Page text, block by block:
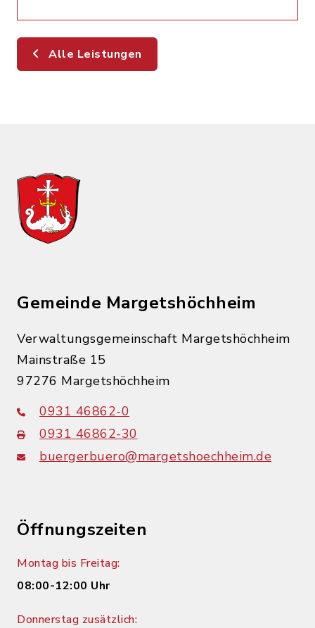
Alle Leistungen
Gemeinde Margetshöchheim
Verwaltungsgemeinschaft Margetshöchheim
Mainstraße 15
97276 Margetshöchheim
0931 46862-0
0931 46862-30
buergerbuero@margetshoechheim.de
Öffnungszeiten
Montag bis Freitag:
08:00-12:00 Uhr
Donnerstag zusätzlich: